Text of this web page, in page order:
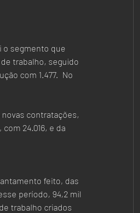
o segmento que
trabalho, seguido
com 1.477.  No
contratações,
24.016, e da
feito, das
período, 94,2 mil
trabalho criados